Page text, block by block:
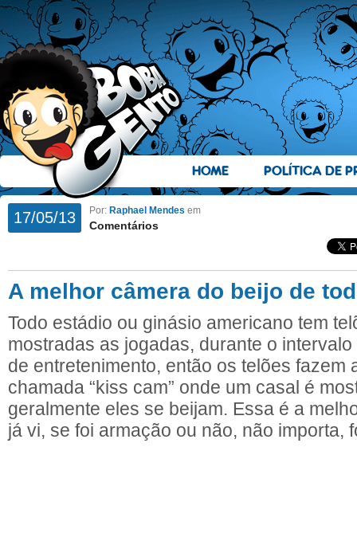
HOME POLÍTICA DE
17/05/13 Por: Raphael Mendes em
Comentários
A melhor câmera do beijo de
Todo estádio ou ginásio americano tem
mostradas as jogadas, durante o
de entretenimento, então os telões fazem
chamada “kiss cam” onde um casal é
geralmente eles se beijam. Essa é a
já vi, se foi armação ou não, não importa,